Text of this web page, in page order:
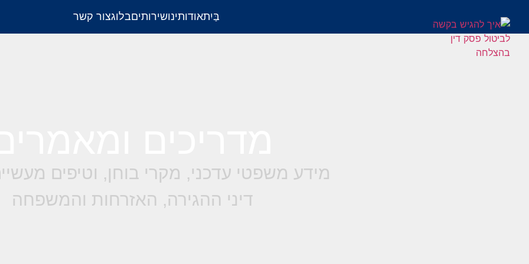
בַּיִתאודותינושירותיםבלוגצור קשר
מידע משפטי עדכני, מקרי בוחן, וטיפים
דיני ההגירה, האזרחות והמשפחה